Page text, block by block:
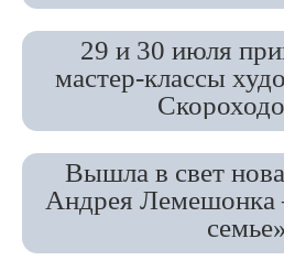
29 и 30 июля
мастер-классы
Вышла в свет
Андрея
семье»